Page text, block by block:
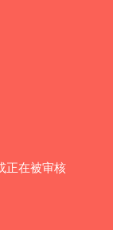
正在被审核